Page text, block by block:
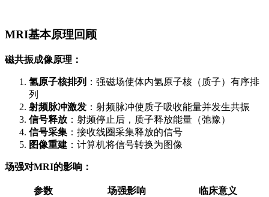
MRI基本原理回顾
磁共振成像原理：
氢原子核排列 ：强磁场使体内氢原子核（质子）有序排
列
射频脉冲激发 ：射频脉冲使质子吸收能量并发生共振
信号释放 ：射频停止后，质子释放能量（弛豫）
信号采集 ：接收线圈采集释放的信号
图像重建 ：计算机将信号转换为图像
场强对MRI的影响：
参数 场强影响 临床意义